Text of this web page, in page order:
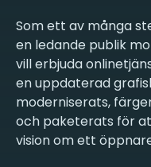
Som ett av många
en ledande publik
vill erbjuda
en uppdaterad
moderniserats,
och paketerats för
vision om ett